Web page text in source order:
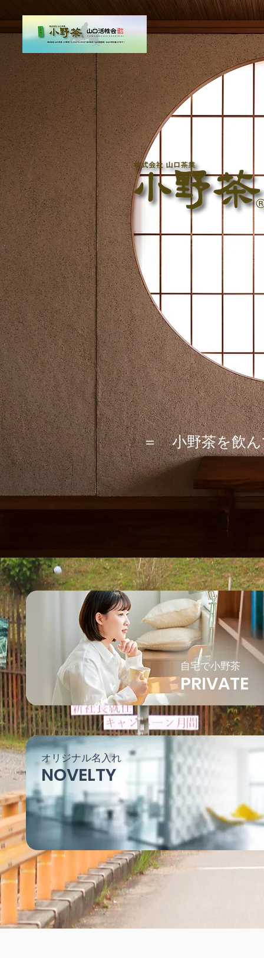
＝ 小野茶を飲
自宅で小野茶
PRIVATE
オリジナル名入れ
NOVELTY